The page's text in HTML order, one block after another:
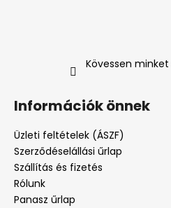
Kövessen
Információk önnek
Üzleti feltételek (ÁSZF)
Szerződéselállási űrlap
Szállítás és fizetés
Rólunk
Panasz űrlap